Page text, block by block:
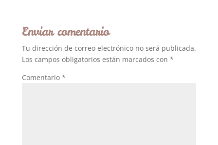
Enviar comentario
Tu dirección de correo electrónico no será publicada.
Los campos obligatorios están marcados con *
Comentario *